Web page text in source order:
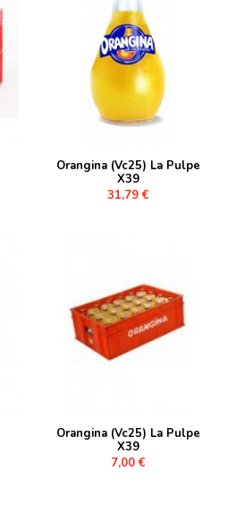
Orangina (Vc25) La Pulpe
X39
31,79 €
Orangina (Vc25) La Pulpe
X39
7,00 €